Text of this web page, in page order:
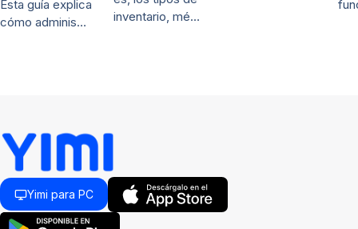
Esta guía explica
cómo adminis…
inventario, mé…
Yimi para PC